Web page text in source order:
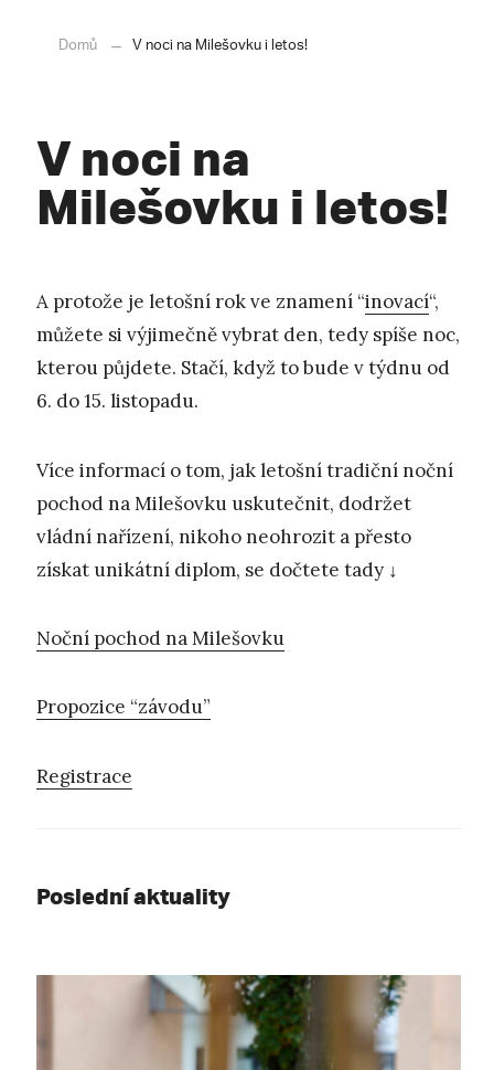
Domů V noci na Milešovku i letos!
V noci na
Milešovku i letos!
A protože je letošní rok ve znamení “inovací“,
můžete si výjimečně vybrat den, tedy spíše noc,
kterou půjdete. Stačí, když to bude v týdnu od
6. do 15. listopadu.
Více informací o tom, jak letošní tradiční noční
pochod na Milešovku uskutečnit, dodržet
vládní nařízení, nikoho neohrozit a přesto
získat unikátní diplom, se dočtete tady ↓
Noční pochod na Milešovku
Propozice “závodu”
Registrace
Poslední aktuality